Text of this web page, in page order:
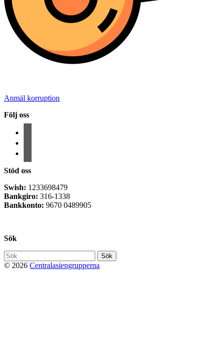
Anmäl korruption
Följ oss
alt
Stöd oss
Swish: 1233698479
Bankgiro: 316-1338
Bankkonto: 9670 0489905
Sök
Söka
efter...
© 2026 Centralasiengrupperna